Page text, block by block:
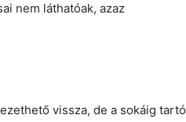
nem láthatóak, azaz
vissza, de a sokáig tartó